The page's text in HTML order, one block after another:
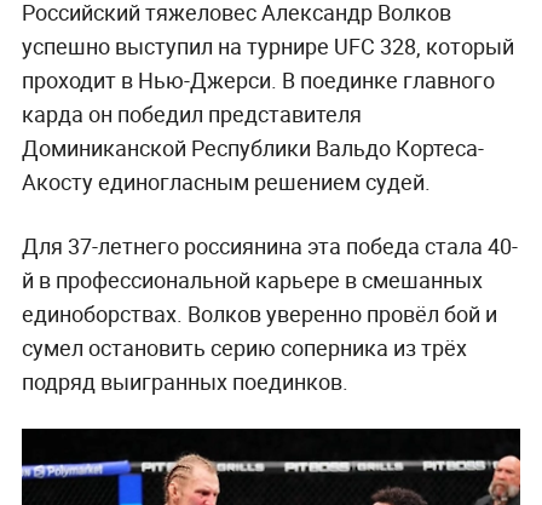
Российский тяжеловес Александр Волков
успешно выступил на турнире UFC 328, который
проходит в Нью-Джерси. В поединке главного
карда он победил представителя
Доминиканской Республики Вальдо Кортеса-
Акосту единогласным решением судей.
Для 37-летнего россиянина эта победа стала 40-
й в профессиональной карьере в смешанных
единоборствах. Волков уверенно провёл бой и
сумел остановить серию соперника из трёх
подряд выигранных поединков.